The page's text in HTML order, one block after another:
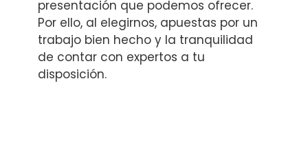
presentación que podemos ofrecer.
Por ello, al elegirnos, apuestas por un
trabajo bien hecho y la tranquilidad
de contar con expertos a tu
disposición.